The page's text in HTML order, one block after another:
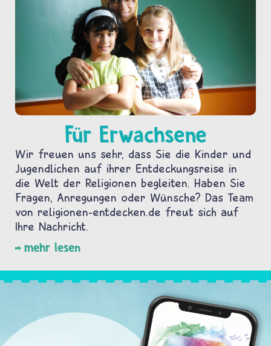
Für Erwachsene
Wir freuen uns sehr, dass Sie die Kinder und
Jugendlichen auf ihrer Entdeckungsreise in
die Welt der Religionen begleiten. Haben Sie
Fragen, Anregungen oder Wünsche? Das Team
von religionen-entdecken.de freut sich auf
Ihre Nachricht.
mehr lesen